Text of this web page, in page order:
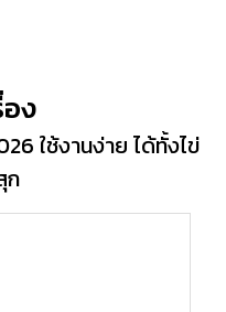
ง
ใช้งานง่าย ได้ทั้งไข่
ก